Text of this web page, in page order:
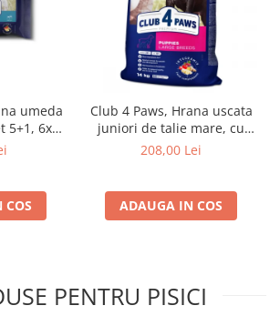
umeda
6x80
Club 4 Paws, Hrana uscata
juniori de talie mare, cu
pui, 14kg
208,00 Lei
ADAUGA IN COS
PENTRU PISICI